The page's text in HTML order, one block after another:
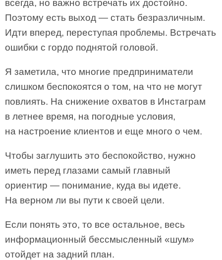
всегда, но важно встречать их достойно.
Поэтому есть выход — стать безразличным.
Идти вперед, переступая проблемы. Встречать
ошибки с гордо поднятой головой.
Я заметила, что многие предприниматели
слишком беспокоятся о том, на что не могут
повлиять. На снижение охватов в Инстаграм
в летнее время, на погодные условия,
на настроение клиентов и еще много о чем.
Чтобы заглушить это беспокойство, нужно
иметь перед глазами самый главный
ориентир — понимание, куда вы идете.
На верном ли вы пути к своей цели.
Если понять это, то все остальное, весь
информационный бессмысленный «шум»
отойдет на задний план.